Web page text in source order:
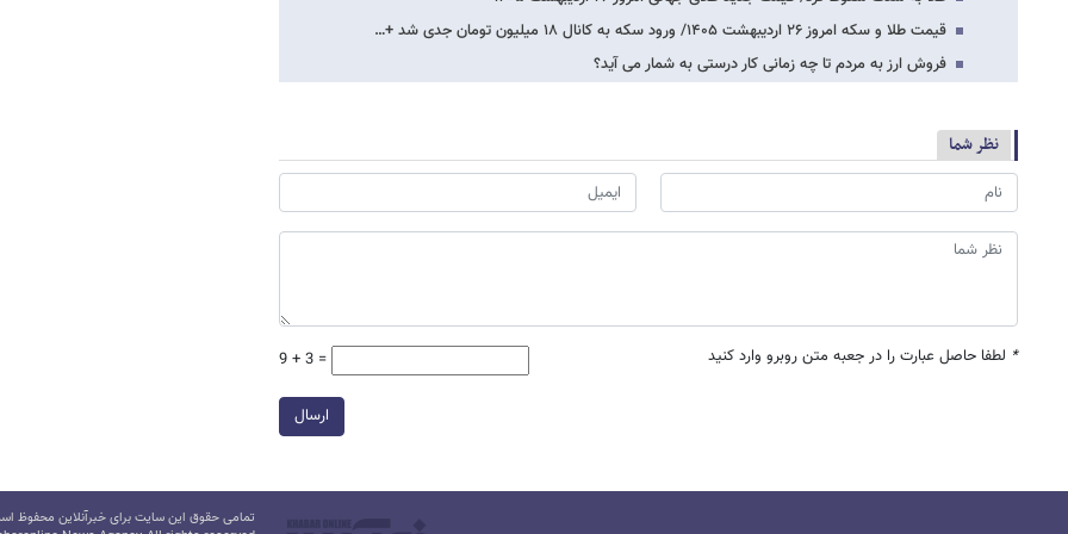
قیمت طلا و سکه امروز ۲۶ اردیبهشت ۱۴۰۵/ ورود سکه به کانال ۱۸ میلیون تومان جدی شد +…
فروش ارز به مردم تا چه زمانی کار درستی به شمار می آید؟
نظر شما
* لطفا حاصل عبارت را در جعبه متن روبرو وارد کنید 9 + 3 =
ارسال
تمامی حقوق این سایت برای خبرآنلاین محفوظ